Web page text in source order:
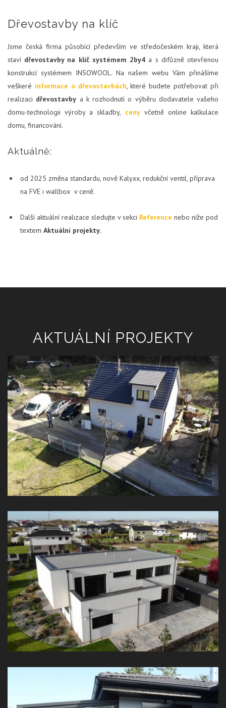
Dřevostavby na klíč
Jsme česká firma působící především ve středočeském kraji, která
staví dřevostavby na klíč systémem 2by4 a s difůzně otevřenou
konstrukcí systémem INSOWOOL. Na našem webu Vám přinášíme
veškeré informace o dřevostavbách , které budete potřebovat při
realizaci dřevostavby a k rozhodnutí o výběru dodavatele vašeho
domu-technologii výroby a skladby, cenyvčetně online kalkulace
domu, financování.
Aktuálně:
od 2025 změna standardu, nově Kalyxx, redukční ventil, příprava
na FVE i wallbox v ceně.
Další aktuální realizace sledujte v sekci Reference nebo níže pod
textem Aktuální projekty.
AKTUÁLNÍ PROJEKTY